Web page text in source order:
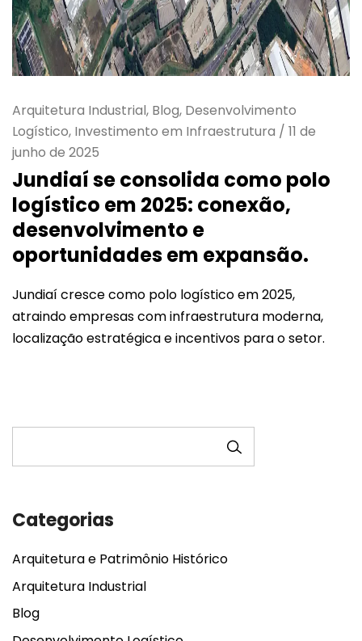
Arquitetura Industrial, Blog, Desenvolvimento
Logístico, Investimento em Infraestrutura / 11 de
junho de 2025
Jundiaí se consolida como polo
logístico em 2025: conexão,
desenvolvimento e
oportunidades em expansão.
Jundiaí cresce como polo logístico em 2025,
atraindo empresas com infraestrutura moderna,
localização estratégica e incentivos para o setor.
Categorias
Arquitetura e Patrimônio Histórico
Arquitetura Industrial
Blog